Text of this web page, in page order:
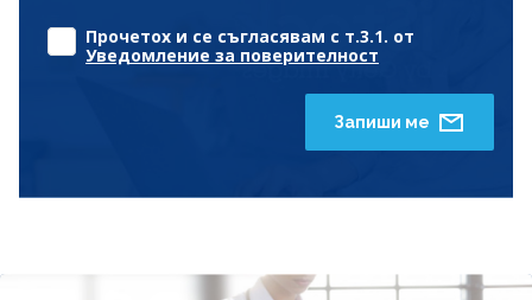
Прочетох и се съгласявам с т.3.1. от
Уведомление за поверителност
Запиши ме